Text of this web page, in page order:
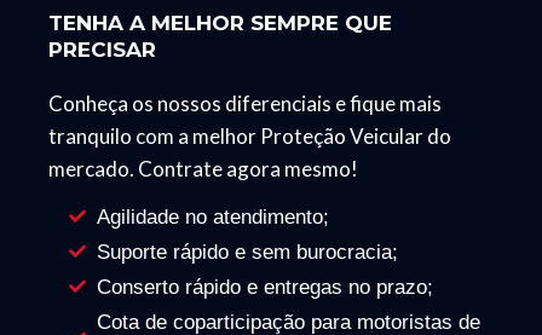
TENHA A MELHOR SEMPRE QUE
PRECISAR
Conheça os nossos diferenciais e fique mais
tranquilo com a melhor Proteção Veicular do
mercado. Contrate agora mesmo!
Agilidade no atendimento;
Suporte rápido e sem burocracia;
Conserto rápido e entregas no prazo;
Cota de coparticipação para motoristas de